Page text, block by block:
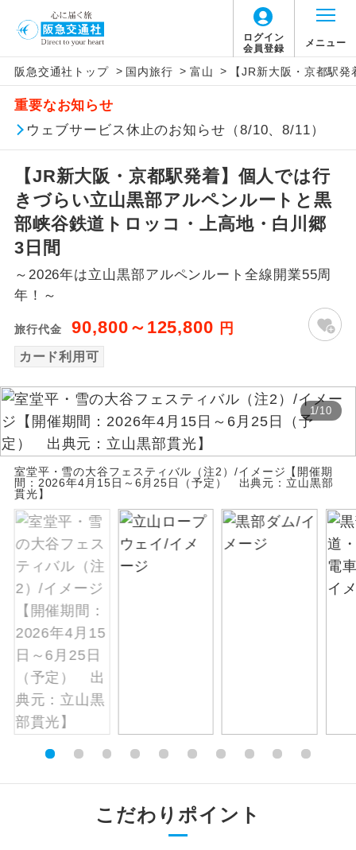
ログイン
会員登録
メニュー
阪急交通社トップ > 国内旅行 > 富山 > 【JR新大阪・京都駅
重要なお知らせ
ウェブサービス休止のお知らせ（8/10、8/11）
【JR新大阪・京都駅発着】個人では行
きづらい立山黒部アルペンルートと黒
部峡谷鉄道トロッコ・上高地・白川郷
3日間
～2026年は立山黒部アルペンルート全線開業55周
年！～
旅行代金 90,800～125,800 円
カード利用可
1/10
室堂平・雪の大谷フェスティバル（注2）/イメージ【開催期
間：2026年4月15日～6月25日（予定） 出典元：立山黒部
貫光】
こだわりポイント
アイコン 説明
添乗員同行
往路出発空港（駅）から復路到着空港
（駅）まで同行します。
現地添乗員同
現地到着空港（駅）から最終日出発空港
（駅）まで添乗員が同行します。
バスガイド乗
務
バスガイドが乗務し、車内での観光案内
世界遺産
ユネスコに登録されている文化遺産や自
絶景 絶景スポットに立ち寄るコースです。
温泉 温泉地にも宿泊するコースです。
露天風呂
ご宿泊ホテルに露天風呂が付いていま
す。
大浴場 ご宿泊ホテルに大浴場が付いています。
全てのお食事が付いていますので、お食
お部屋食
トラベルイヤ
ホン
1名様から出発可能な個人型プランで
す。
す。